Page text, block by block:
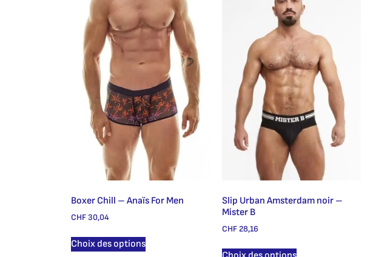
Boxer Chill – Anaïs For Men
CHF 30,04
Choix des options
Slip Urban Amsterdam noir –
Mister B
CHF28,16